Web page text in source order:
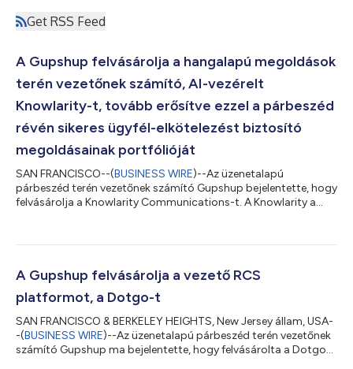
Get RSS Feed
A Gupshup felvásárolja a hangalapú megoldások
terén vezetőnek számító, AI-vezérelt
Knowlarity-t, tovább erősítve ezzel a párbeszéd
révén sikeres ügyfél-elkötelezést biztosító
megoldásainak portfólióját
SAN FRANCISCO--(BUSINESS WIRE)--Az üzenetalapú
párbeszéd terén vezetőnek számító Gupshup bejelentette, hogy
felvásárolja a Knowlarity Communications-t. A Knowlarity a
automatizálását, Al-vezérelt hangasszisztenseket és
ügyfélnek 65 országban. A felvásárlás révén kiegészül a
Gupshup ágazatvezető üzenetalapú párbeszédet biztosító...
A Gupshup felvásárolja a vezető RCS
platformot, a Dotgo-t
SAN FRANCISCO & BERKELEY HEIGHTS, New Jersey állam, USA-
-(BUSINESS WIRE)--Az üzenetalapú párbeszéd terén vezetőnek
számító Gupshup ma bejelentette, hogy felvásárolta a Dotgo-